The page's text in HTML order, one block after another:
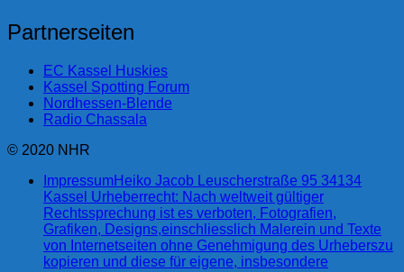
Partnerseiten
EC Kassel Huskies
Kassel Spotting Forum
Nordhessen-Blende
Radio Chassala
© 2020 NHR
ImpressumHeiko Jacob Leuscherstraße 95 34134
Kassel Urheberrecht: Nach weltweit gültiger
Rechtssprechung ist es verboten, Fotografien,
Grafiken, Designs,einschliesslich Malerein und Texte
von Internetseiten ohne Genehmigung des Urheberszu
kopieren und diese für eigene, insbesondere